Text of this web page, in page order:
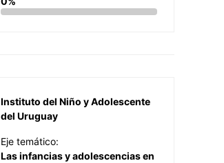
Instituto del Niño y Adolescente
del Uruguay
Eje temático:
Las infancias y adolescencias en